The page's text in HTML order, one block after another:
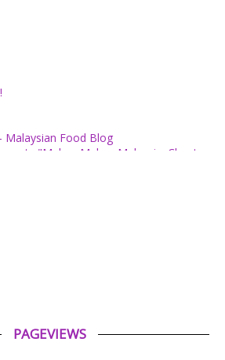
Malaysian Food Blog
"Makan Makan Malaysia: Chapter
PAGEVIEWS